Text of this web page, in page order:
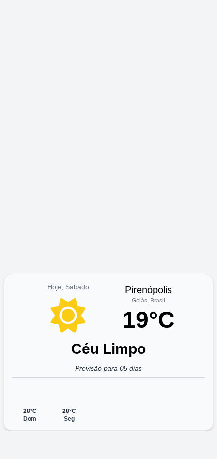
Hoje, Sábado Pirenópolis
Goiás, Brasil
19°C
Céu Limpo
Previsão para 05 dias
28°C
Dom
28°C
Seg